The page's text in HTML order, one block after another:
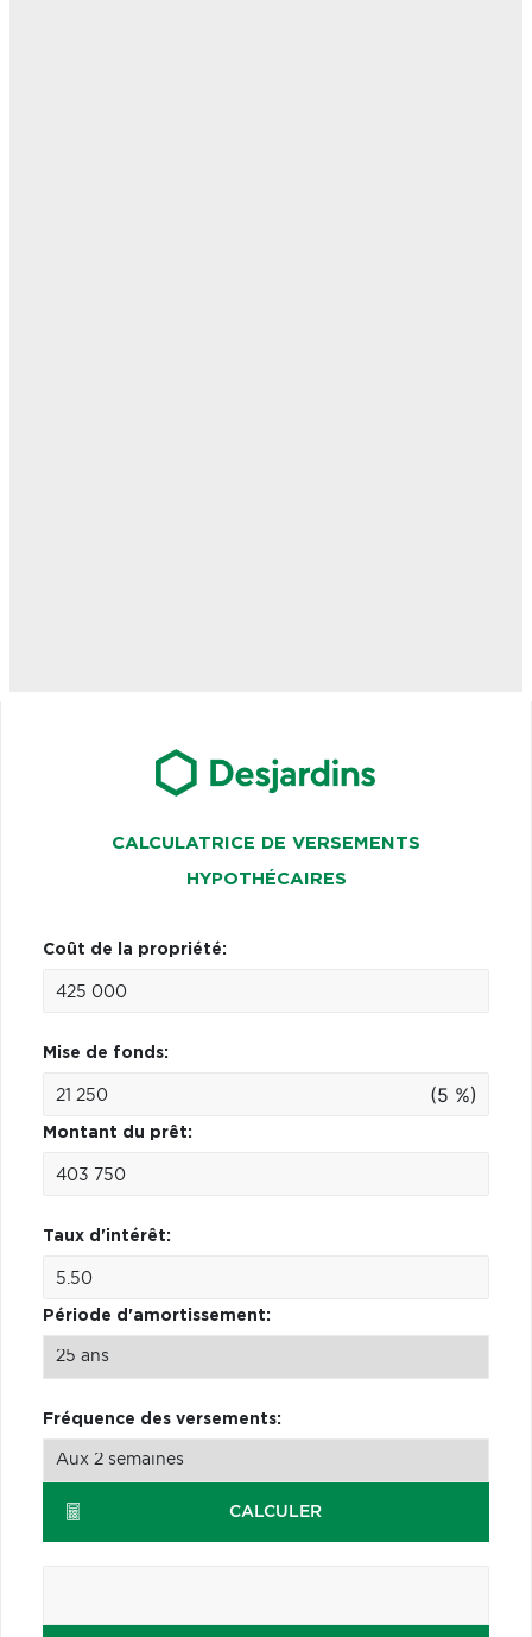
CALCULATRICE DE VERSEMENTS
HYPOTHÉCAIRES
Coût de la propriété:
Mise de fonds:
(5 %)
Montant du prêt:
Taux d'intérêt:
Période d'amortissement:
Fréquence des versements:
CALCULER